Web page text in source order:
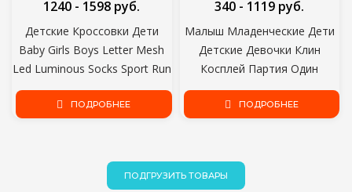
Детские Кроссовки Дети
Baby Girls Boys Letter Mesh
Led Luminous Socks Sport Run
Кроссовки Обувь Sapato
Infantil Light Up Shoes
1240 - 1598 руб.
ПОДРОБНЕЕ
Малыш Младенческие Дети
Детские Девочки Клин
Косплей Партия Один
Принцесса Обувь Сандалии
Дети Высокий Каблук Обувь
340 - 1119 руб.
ПОДРОБНЕЕ
ПОДГРУЗИТЬ ТОВАРЫ